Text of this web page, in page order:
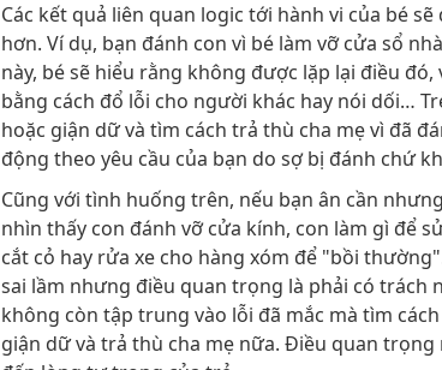
Các kết quả liên quan logic tới hành vi của bé
hơn. Ví dụ, bạn đánh con vì bé làm vỡ cửa sổ
này, bé sẽ hiểu rằng không được lặp lại điều
bằng cách đổ lỗi cho người khác hay nói dối…
hoặc giận dữ và tìm cách trả thù cha mẹ vì đã
động theo yêu cầu của bạn do sợ bị đánh chứ
Cũng với tình huống trên, nếu bạn ân cần
nhìn thấy con đánh vỡ cửa kính, con làm gì để
cắt cỏ hay rửa xe cho hàng xóm để "bồi
sai lầm nhưng điều quan trọng là phải có trách
không còn tập trung vào lỗi đã mắc mà tìm
giận dữ và trả thù cha mẹ nữa. Điều quan